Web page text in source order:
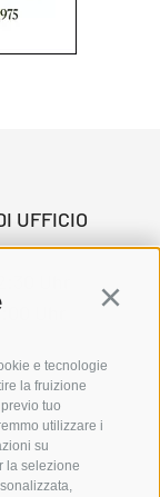
e tecnologie
la fruizione
tuo
utilizzare i
su
la selezione
UFFICIO
Uhr